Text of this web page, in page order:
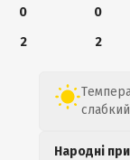
0
0
2
2
Народні